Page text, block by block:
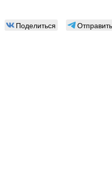
Поделиться Отправить